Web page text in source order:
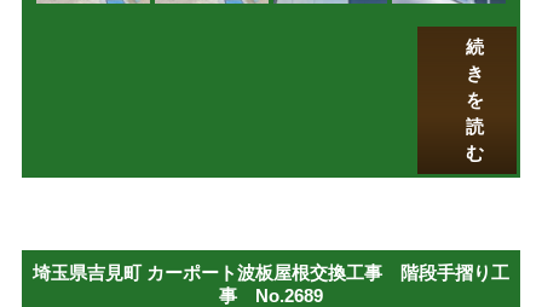
続
き
を
読
む
埼玉県吉見町 カーポート波板屋根交換工事 階段手摺り工
事 No.2689